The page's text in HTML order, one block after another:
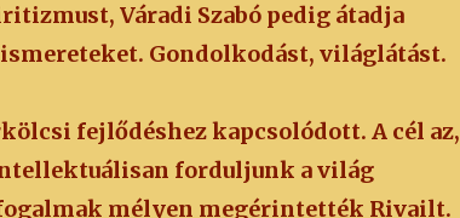
Váradi Szabó pedig átadja
Gondolkodást, világlátást.
fejlődéshez kapcsolódott. A cél az,
forduljunk a világ
mélyen megérintették Rivailt.